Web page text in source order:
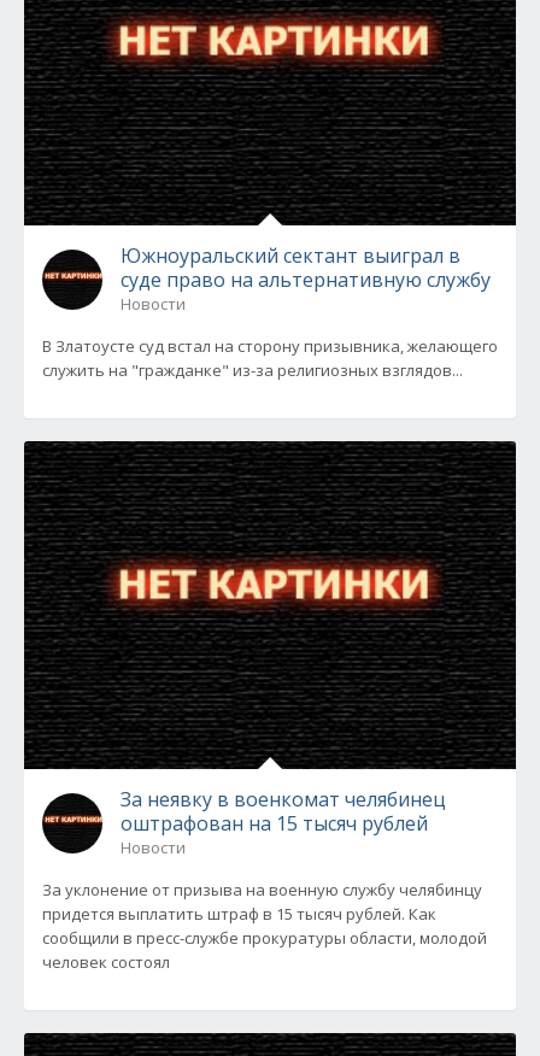
Южноуральский сектант выиграл в
суде право на альтернативную службу
Новости
В Златоусте суд встал на сторону призывника, желающего
служить на "гражданке" из-за религиозных взглядов...
За неявку в военкомат челябинец
оштрафован на 15 тысяч рублей
Новости
За уклонение от призыва на военную службу челябинцу
придется выплатить штраф в 15 тысяч рублей. Как
сообщили в пресс-службе прокуратуры области, молодой
человек состоял